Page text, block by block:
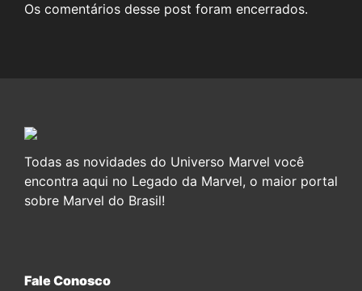
Os comentários desse post foram encerrados.
Todas as novidades do Universo Marvel você
encontra aqui no Legado da Marvel, o maior portal
sobre Marvel do Brasil!
Fale Conosco